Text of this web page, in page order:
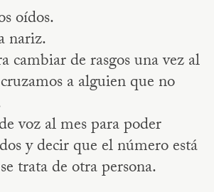
oídos.
nariz.
cambiar de rasgos una vez al
a alguien que no
voz al mes para poder
y decir que el número está
trata de otra persona.